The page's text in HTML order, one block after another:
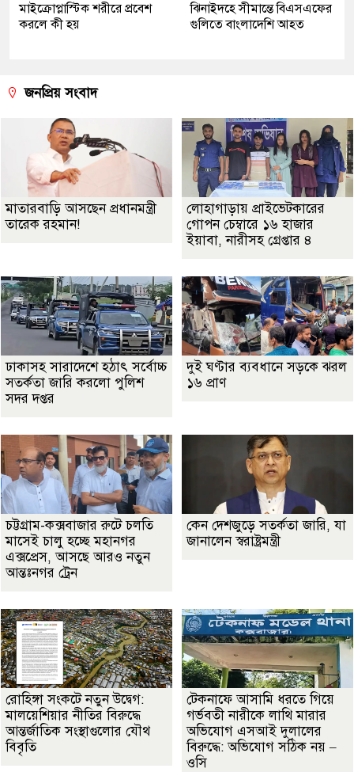
মাইক্রোপ্লাস্টিক শরীরে প্রবেশ
করলে কী হয়
ঝিনাইদহে সীমান্তে বিএসএফের
গুলিতে বাংলাদেশি আহত
জনপ্রিয় সংবাদ
মাতারবাড়ি আসছেন প্রধানমন্ত্রী
তারেক রহমান!
লোহাগাড়ায় প্রাইভেটকারের
গোপন চেম্বারে ১৬ হাজার
ইয়াবা, নারীসহ গ্রেপ্তার ৪
ঢাকাসহ সারাদেশে হঠাৎ সর্বোচ্চ
সতর্কতা জা‌রি করলো পুলিশ
সদর দপ্তর
দুই ঘণ্টার ব্যবধানে সড়কে ঝরল
১৬ প্রাণ
চট্টগ্রাম-কক্সবাজার রুটে চলতি
মাসেই চালু হচ্ছে মহানগর
এক্সপ্রেস, আসছে আরও নতুন
আন্তঃনগর ট্রেন
কেন দেশজুড়ে সতর্কতা জারি, যা
জানালেন স্বরাষ্ট্রমন্ত্রী
রোহিঙ্গা সংকটে নতুন উদ্বেগ:
মালয়েশিয়ার নীতির বিরুদ্ধে
আন্তর্জাতিক সংস্থাগুলোর যৌথ
বিবৃতি
টেকনাফে আসামি ধরতে গিয়ে
গর্ভবতী নারীকে লাথি মারার
অভিযোগ এসআই দুলালের
বিরুদ্ধে: অভিযোগ সঠিক নয় –
ওসি